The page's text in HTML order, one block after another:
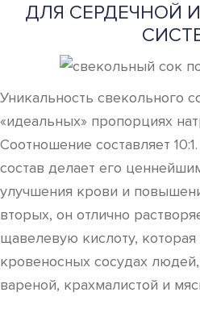
ДЛЯ СЕРДЕЧНОЙ
Уникальность свекольного
«идеальных» пропорциях
Соотношение составляет
состав делает его
улучшения крови и
вторых, он отлично
щавелевую кислоту,
кровеносных сосудах
вареной, крахмалистой и